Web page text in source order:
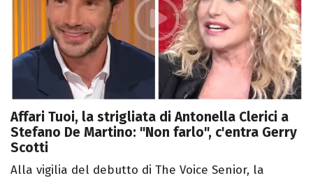
Affari Tuoi, la strigliata di Antonella Clerici a
Stefano De Martino: "Non farlo", c'entra Gerry
Scotti
Alla vigilia del debutto di The Voice Senior, la